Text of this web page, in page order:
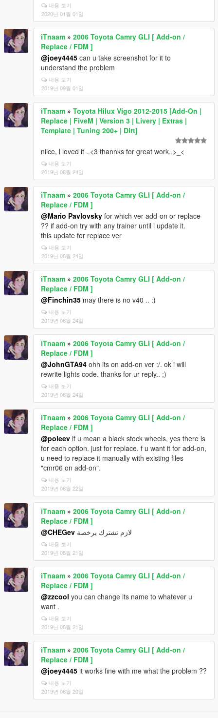
내용 보기
2020년 01월 01일
iTnaam » 2006 Toyota Camry GLI [ Add-on /
Replace / FDM ]
@joey4445 can u take screenshot for it to
understand the problem
내용 보기
2019년 09월 01일
iTnaam » Toyota Hilux Vigo 2012-2015 [Add-On |
Replace | FiveM | Version 3 | Livery | Extras |
Template | Tuning 200+ | Dirt]
niice, l loved it ..<3 thannks for great work..>_<
내용 보기
2019년 08월 24일
iTnaam » 2006 Toyota Camry GLI [ Add-on /
Replace / FDM ]
@Mario Pavlovsky for which ver add-on or replace
?? if add-on try with any trainer until i update it.
this update for replace ver
내용 보기
2019년 08월 24일
iTnaam » 2006 Toyota Camry GLI [ Add-on /
Replace / FDM ]
@Finchin35 may there is no v40 .. :)
내용 보기
2019년 08월 24일
iTnaam » 2006 Toyota Camry GLI [ Add-on /
Replace / FDM ]
@JohnGTA94 ohh its on add-on ver :/. ok i will
rewrite lights code. thanks for ur reply.. ;)
내용 보기
2019년 08월 24일
iTnaam » 2006 Toyota Camry GLI [ Add-on /
Replace / FDM ]
@poleev if u mean a black stock wheels, yes there is
for each option. just for replace. f u want it for add-on,
u need to replace it manually with existing files
"cmr06 on add-on".
내용 보기
2019년 08월 22일
iTnaam » 2006 Toyota Camry GLI [ Add-on /
Replace / FDM ]
@CHEGev لازم تشترك برخصة
내용 보기
2019년 08월 21일
iTnaam » 2006 Toyota Camry GLI [ Add-on /
Replace / FDM ]
@zzcool you can change its name to whatever u
want .
내용 보기
2019년 08월 21일
iTnaam » 2006 Toyota Camry GLI [ Add-on /
Replace / FDM ]
@joey4445 it works fine with me what the problem ??
내용 보기
2019년 08월 20일